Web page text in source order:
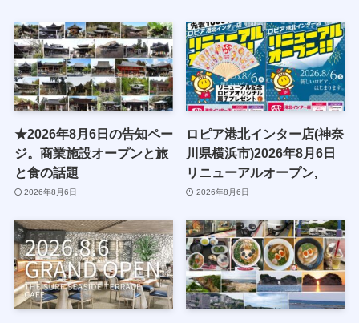
★2026年8月6日の告知ペー
ジ。商業施設オープンと旅
と食の話題
2026年8月6日
ロピア港北インター店(神奈
川県横浜市)2026年8月6日
リニューアルオープン,
2026年8月6日